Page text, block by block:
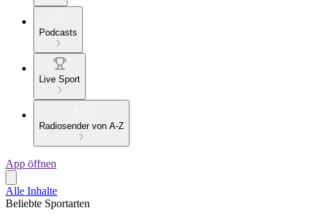
Podcasts
Live Sport
Radiosender von A-Z
App öffnen
Alle Inhalte
Beliebte Sportarten